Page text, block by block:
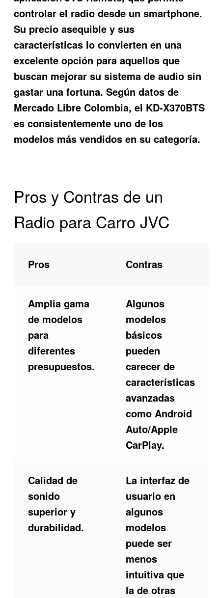
controlar el radio desde un smartphone.
Su precio asequible y sus
características lo convierten en una
excelente opción para aquellos que
buscan mejorar su sistema de audio sin
gastar una fortuna. Según datos de
Mercado Libre Colombia, el KD-X370BTS
es consistentemente uno de los
modelos más vendidos en su categoría.
Pros y Contras de un
Radio para Carro JVC
Pros Contras
Amplia gama
de modelos
para
diferentes
presupuestos.
Algunos
modelos
básicos
pueden
carecer de
características
avanzadas
como Android
Auto/Apple
CarPlay.
Calidad de
sonido
superior y
durabilidad.
La interfaz de
usuario en
algunos
modelos
puede ser
menos
intuitiva que
la de otras